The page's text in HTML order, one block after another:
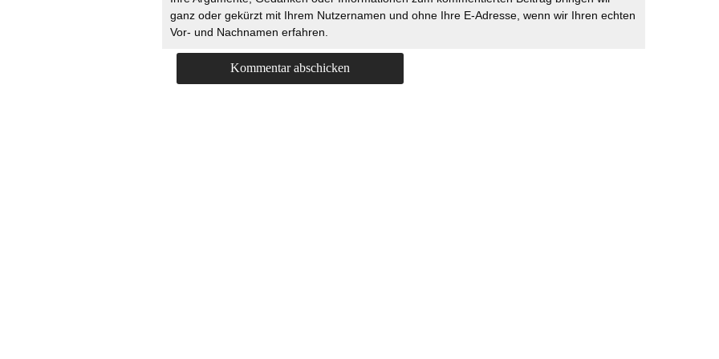
ganz oder gekürzt mit Ihrem Nutzernamen und ohne Ihre E-Adresse, wenn wir Ihren echten
Vor- und Nachnamen erfahren.